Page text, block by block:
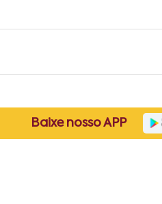
Baixe nosso APP